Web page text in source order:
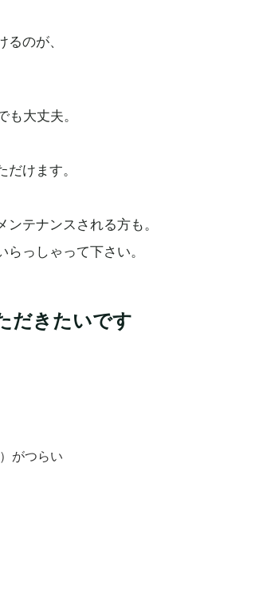
るのが、
大丈夫。
けます。
テナンスされる方も。
っしゃって下さい。
だきたいです
がつらい